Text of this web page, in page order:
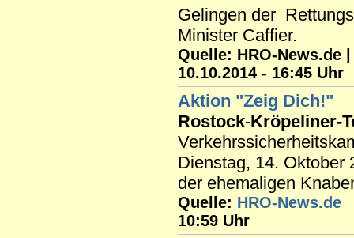
Gelingen der
Minister Caffier.
Quelle: HRO-News.de
10.10.2014 - 16:45 Uhr
Aktion "Zeig Dich!"
Rostock-Kröpeliner-
Dienstag, 14.
der ehemaligen
Quelle: HRO-News.de
10:59 Uhr